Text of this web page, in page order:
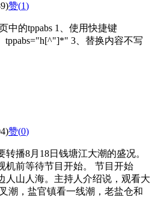
赞(1)
中的tppabs 1、使用快捷键
tppabs="h[^"]*" 3、替换内容不写
赞(0)
播8月18日钱塘江大潮的盛况。
机前等待节目开始。 节目开始
人山人海。主持人介绍说，观看大
潮，盐官镇看一线潮，老盐仓和